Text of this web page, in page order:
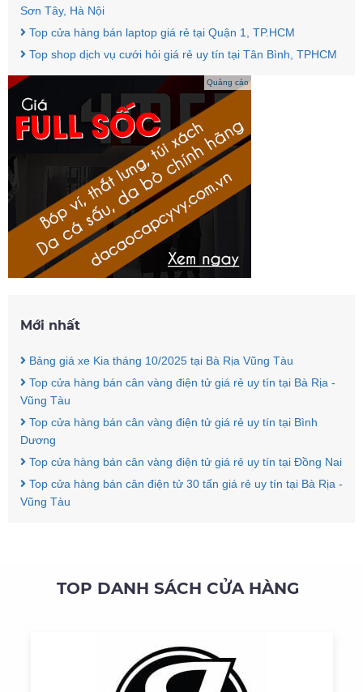
Sơn Tây, Hà Nội
Top cửa hàng bán laptop giá rẻ tại Quận 1, TP.HCM
Top shop dịch vụ cưới hỏi giá rẻ uy tín tại Tân Bình, TPHCM
Quảng cáo
Mới nhất
Bảng giá xe Kia tháng 10/2025 tại Bà Rịa Vũng Tàu
Top cửa hàng bán cân vàng điện tử giá rẻ uy tín tại Bà Rịa -
Vũng Tàu
Top cửa hàng bán cân vàng điện tử giá rẻ uy tín tại Bình
Dương
Top cửa hàng bán cân vàng điện tử giá rẻ uy tín tại Đồng Nai
Top cửa hàng bán cân điện tử 30 tấn giá rẻ uy tín tại Bà Rịa -
Vũng Tàu
TOP DANH SÁCH CỬA HÀNG